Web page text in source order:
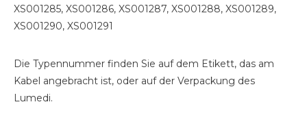
XS001285, XS001286, XS001287, XS001288, XS001289,
XS001290, XS001291
Die Typennummer finden Sie auf dem Etikett, das am
Kabel angebracht ist, oder auf der Verpackung des
Lumedi.